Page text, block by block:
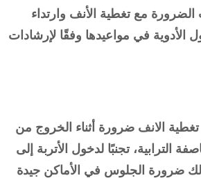
الضرورة مع تغطية الأنف وارتداء
الأدوية في مواعيدها وفقًا لإرشادات
تغطية الانف ضرورة أثناء الخروج من
الترابية، تجنبًا لدخول الأتربة إلى
ضرورة الجلوس في الأماكن جيدة